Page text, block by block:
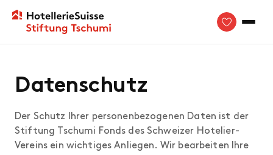
Datenschutz
Der Schutz Ihrer personenbezogenen Daten ist der
Stiftung Tschumi Fonds des Schweizer Hotelier-
Vereins ein wichtiges Anliegen. Wir bearbeiten Ihre